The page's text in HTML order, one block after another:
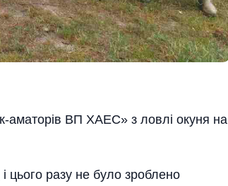
аматорів ВП ХАЕС» з ловлі окуня на
цього разу не було зроблено